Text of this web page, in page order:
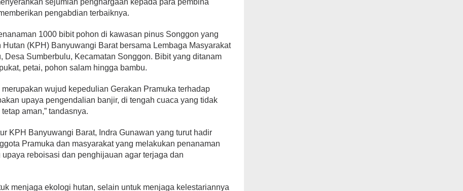
sejumlah penghargaan kepada para pembina
pengabdian terbaiknya.
1000 bibit pohon di kawasan pinus Songgon yang
(KPH) Banyuwangi Barat bersama Lembaga Masyarakat
Desa Sumberbulu, Kecamatan Songgon. Bibit yang ditanam
petai, pohon salam hingga bambu.
wujud kepedulian Gerakan Pramuka terhadap
upaya pengendalian banjir, di tengah cuaca yang tidak
aman,” tandasnya.
KPH Banyuwangi Barat, Indra Gunawan yang turut hadir
Pramuka dan masyarakat yang melakukan penanaman
reboisasi dan penghijauan agar terjaga dan
menjaga ekologi hutan, selain untuk menjaga kelestariannya